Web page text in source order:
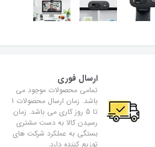
ارسال فوری
تمامی محصولات موجود می
باشد. زمان ارسال محصولات 1
تا 5 روز کاری می باشد. زمان
رسیدن کالا به دست مشتری
بستگی به عملکرد شرکت های
توزیع کننده دارد.